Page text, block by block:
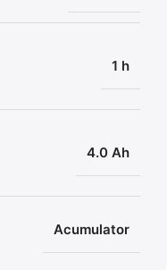
1 h
4.0 Ah
Acumulator